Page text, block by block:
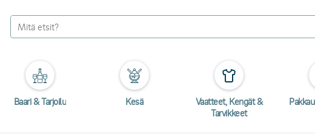
Baari & Tarjoilu Kesä
Vaatteet, Kengät &
Tarvikkeet